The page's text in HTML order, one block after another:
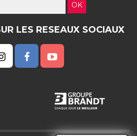
OK
LES RESEAUX SOCIAUX